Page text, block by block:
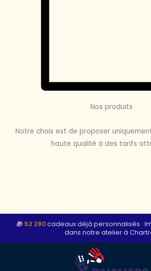
Nos produits
Notre choix est de proposer
haute qualité à des tarifs
🎁 52 280cadeaux déjà personnalisés ·
dans notre atelier à